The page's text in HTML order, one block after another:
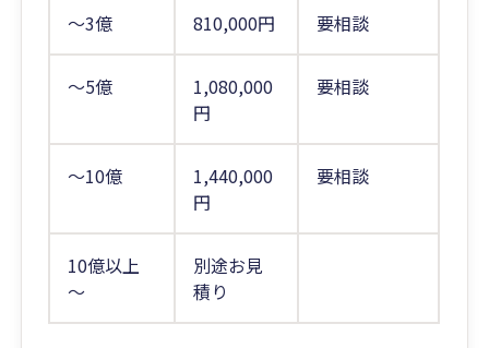
～3億 810,000円 要相談
～5億
1,080,000
円
要相談
～10億
1,440,000
円
要相談
10億以上
～
別途お見
積り